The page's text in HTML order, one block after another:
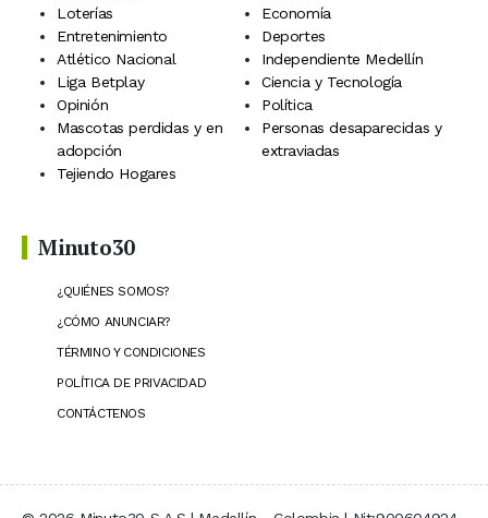
Loterías
Economía
Entretenimiento
Deportes
Atlético Nacional
Independiente Medellín
Liga Betplay
Ciencia y Tecnología
Opinión
Política
Mascotas perdidas y en
adopción
Personas desaparecidas y
extraviadas
Tejiendo Hogares
Minuto30
¿QUIÉNES SOMOS?
¿CÓMO ANUNCIAR?
TÉRMINO Y CONDICIONES
POLÍTICA DE PRIVACIDAD
CONTÁCTENOS